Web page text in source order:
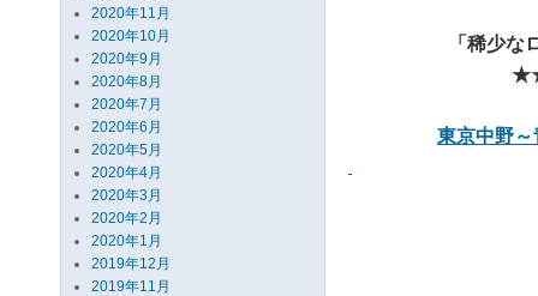
2020年11月
2020年10月
2020年9月
2020年8月
2020年7月
2020年6月
2020年5月
2020年4月
2020年3月
2020年2月
2020年1月
2019年12月
2019年11月
「稀少な
東京中野～